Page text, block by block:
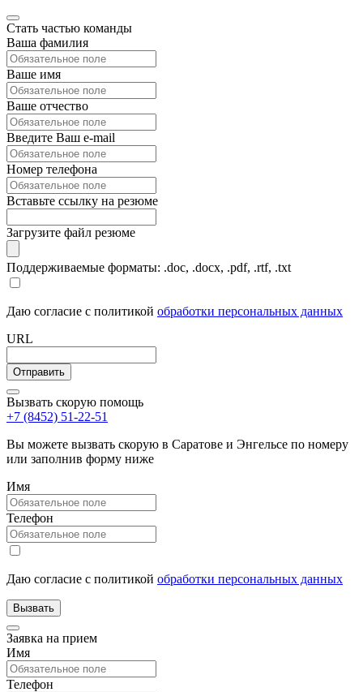
Стать частью команды
Ваша фамилия
Ваше имя
Ваше отчество
Введите Ваш e-mail
Номер телефона
Вставьте ссылку на резюме
Загрузите файл резюме
Поддерживаемые форматы: .doc, .docx, .pdf, .rtf, .txt
Даю согласие с политикой обработки персональных данных
URL
Вызвать скорую помощь
+7 (8452) 51-22-51
Вы можете вызвать скорую в Саратове и Энгельсе по номеру
или заполнив форму ниже
Имя
Телефон
Даю согласие с политикой обработки персональных данных
Заявка на прием
Имя
Телефон